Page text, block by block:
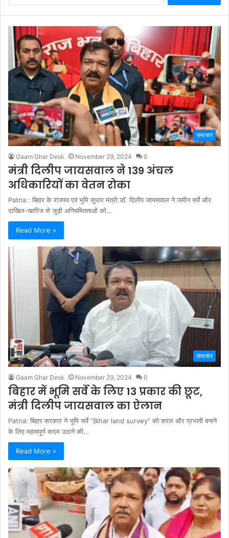
समाचार
Gaam Ghar Desk November 29, 2024 0
मंत्री दिलीप जायसवाल ने 139 अंचल
अधिकारियों का वेतन रोका
Patna : बिहार के राजस्व एवं भूमि सुधार मंत्री डॉ. दिलीप जायसवाल ने जमीन सर्वे और
दाखिल-खारिज से जुड़ी अनियमितताओं को…
Read More »
समाचार
Gaam Ghar Desk November 29, 2024 0
बिहार में भूमि सर्वे के लिए 13 प्रकार की छूट,
मंत्री दिलीप जायसवाल का ऐलान
Patna: बिहार सरकार ने भूमि सर्वे ”Bihar land survey” को सरल और प्रभावी बनाने
के लिए महत्वपूर्ण कदम उठाने की…
Read More »